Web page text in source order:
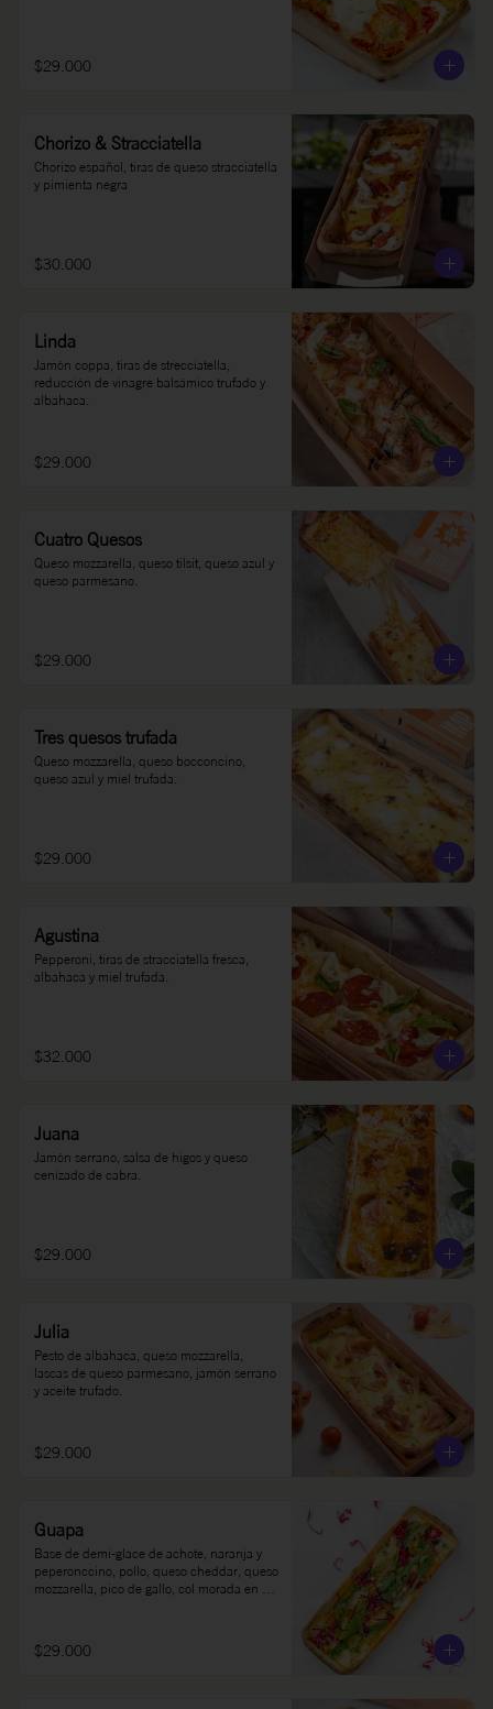
$29.000
Chorizo & Stracciatella
Chorizo español, tiras de queso stracciatella
y pimienta negra
$30.000
Linda
Jamón coppa, tiras de strecciatella,
reducción de vinagre balsámico trufado y
albahaca.
$29.000
Cuatro Quesos
Queso mozzarella, queso tilsit, queso azul y
queso parmesano.
$29.000
Tres quesos trufada
Queso mozzarella, queso bocconcino,
queso azul y miel trufada.
$29.000
Agustina
Pepperoni, tiras de stracciatella fresca,
albahaca y miel trufada.
$32.000
Juana
Jamón serrano, salsa de higos y queso
cenizado de cabra.
$29.000
Julia
Pesto de albahaca, queso mozzarella,
lascas de queso parmesano, jamón serrano
y aceite trufado.
$29.000
Guapa
Base de demi-glace de achote, naranja y
peperonccino, pollo, queso cheddar, queso
mozzarella, pico de gallo, col morada en
$29.000